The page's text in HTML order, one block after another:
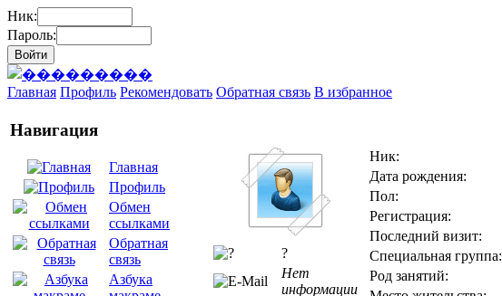
Ник:
Пароль:
Главная Профиль Рекомендовать Обратная связь В избранное
Навигация
Главная
Профиль
Обмен
ссылками
Обратная
связь
Азбука
Ник:
Дата рождения:
Пол:
Регистрация:
Последний визит:
Специальная группа:
Род занятий:
?
Нет
информации